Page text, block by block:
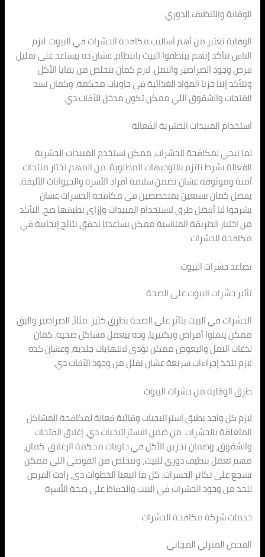
الوقاية والتنظيف الدوري
الوقاية تعتبر من أهم أساليب مكافحة الحشرات في البيوت. لازم
الناس تتأكد إنهم بينظفوا البيت بانتظام، عشان ده بيساعد على تقليل
فرص وجود الصراصير والنمل. لازم كمان نتخلص من بقايا الأكل
ونتأكد إننا خزنا المواد الغذائية في حاويات محكمة، وكمان نسد
الفتحات والشقوق اللي ممكن تكون مدخل للآفات دي.
استخدام المبيدات الحشرية الفعالة
لما نيجي لمكافحة الحشرات، ممكن نستخدم المبيدات الحشرية
الفعالة بشرط نلتزم بالتوجيهات المطلوبة. من المهم نختار منتجات
آمنة وموثوقة عشان نضمن سلامة أفراد الأسرة والحيوانات الأليفة.
يفضل كمان نستعين بمتخصصين في مكافحة الحشرات عشان
يشرحوا لنا أفضل طرق لاستخدام المبيدات وإزاي نطبقها صح. التأكد
من اختيار الطريقة المناسبة ممكن يساعدنا نحقق نتائج إيجابية في
مكافحة الحشرات.
تصاعد حشرات البيوت
تأثير حشرات البيوت على الصحة
الحشرات في البيت بتأثر على الصحة بطرق كتير. مثلاً، الصراصير والبق
ممكن ينقلوا أمراض وبكتيريا، وده بيعمل مشاكل صحية. كمان
لدغات النمل والبعوض ممكن تؤدي لالتهابات جلدية، وعشان كده
لازم نتخذ إجراءات سريعة عشان نقلل من وجود الآفات دي.
طرق الوقاية من حشرات البيوت
لازم كل واحد يطبق استراتيجيات وقائية فعالة لمكافحة المشاكل
المتعلقة بالحشرات. من ضمن الاستراتيجيات دي، إغلاق الفتحات
والشقوق، وضمان تخزين الأكل في حاويات محكمة الإغلاق. كمان،
مهم نعمل تنظيف دوري للبيت، ونتخلص من الفوضى اللي ممكن
تشجع على تكاثر الحشرات. كل ما اتبعنا الخطوات دي، زادت الفرص
للحد من وجود الحشرات في البيت والحفاظ على صحة الأسرة.
خدمات شركة مكافحة الحشرات
الفحص المنزلي المجاني